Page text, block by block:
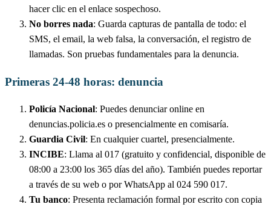
hacer clic en el enlace sospechoso.
No borres nada: Guarda capturas de pantalla de todo: el
SMS, el email, la web falsa, la conversación, el registro de
llamadas. Son pruebas fundamentales para la denuncia.
Primeras 24-48 horas: denuncia
Policía Nacional: Puedes denunciar online en
denuncias.policia.es o presencialmente en comisaría.
Guardia Civil: En cualquier cuartel, presencialmente.
INCIBE: Llama al 017 (gratuito y confidencial, disponible de
08:00 a 23:00 los 365 días del año). También puedes reportar
a través de su web o por WhatsApp al 024 590 017.
Tu banco: Presenta reclamación formal por escrito con copia